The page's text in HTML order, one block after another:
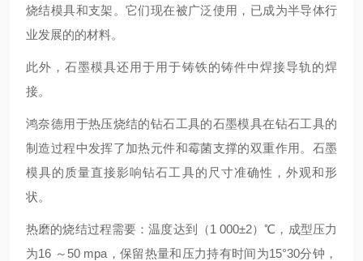
烧结模具和支架。它们现在被广泛使用，已成为半导体行
业发展的的材料。
此外，石墨模具还用于用于铸铁的铸件中焊接导轨的焊
接。
鸿奈德用于热压烧结的钻石工具的石墨模具在钻石工具的
制造过程中发挥了加热元件和霉菌支撑的双重作用。石墨
模具的质量直接影响钻石工具的尺寸准确性，外观和形
状。
热磨的烧结过程需要：温度达到（1 000±2）℃，成型压力
为16 ～50 mpa，保留热量和压力持有时间为15°30分钟，